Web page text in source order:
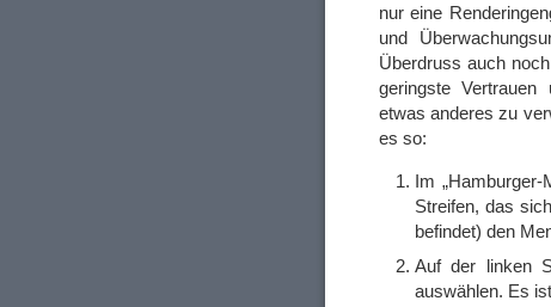
nur eine
und
Überdruss auch
geringste
etwas anderes zu
es so:
Im
Streifen, das
befindet) den
Auf der linken
auswählen. Es